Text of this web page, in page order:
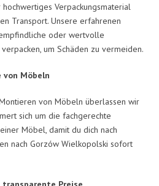
Verpackungsmaterial
Transport. Unsere erfahrenen
oder wertvolle
um Schäden zu vermeiden.
von Möbeln
von Möbeln überlassen wir
sich um die fachgerechte
Möbel, damit du dich nach
nach Gorzów Wielkopolski sofort